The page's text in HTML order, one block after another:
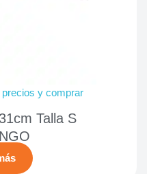
precios y comprar
Talla S